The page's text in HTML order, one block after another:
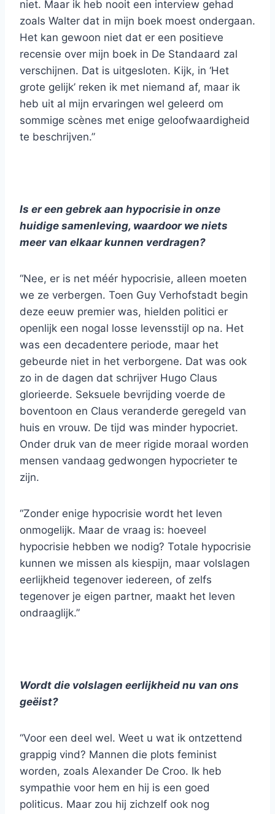
niet. Maar ik heb nooit een interview gehad
zoals Walter dat in mijn boek moest ondergaan.
Het kan gewoon niet dat er een positieve
recensie over mijn boek in De Standaard zal
verschijnen. Dat is uitgesloten. Kijk, in ‘Het
grote gelijk’ reken ik met niemand af, maar ik
heb uit al mijn ervaringen wel geleerd om
sommige scènes met enige geloofwaardigheid
te beschrijven.”
Is er een gebrek aan hypocrisie in onze
huidige samenleving, waardoor we niets
meer van elkaar kunnen verdragen?
“Nee, er is net méér hypocrisie, alleen moeten
we ze verbergen. Toen Guy Verhofstadt begin
deze eeuw premier was, hielden politici er
openlijk een nogal losse levensstijl op na. Het
was een decadentere periode, maar het
gebeurde niet in het verborgene. Dat was ook
zo in de dagen dat schrijver Hugo Claus
glorieerde. Seksuele bevrijding voerde de
boventoon en Claus veranderde geregeld van
huis en vrouw. De tijd was minder hypocriet.
Onder druk van de meer rigide moraal worden
mensen vandaag gedwongen hypocrieter te
zijn.
“Zonder enige hypocrisie wordt het leven
onmogelijk. Maar de vraag is: hoeveel
hypocrisie hebben we nodig? Totale hypocrisie
kunnen we missen als kiespijn, maar volslagen
eerlijkheid tegenover iedereen, of zelfs
tegenover je eigen partner, maakt het leven
ondraaglijk.”
Wordt die volslagen eerlijkheid nu van ons
geëist?
“Voor een deel wel. Weet u wat ik ontzettend
grappig vind? Mannen die plots feminist
worden, zoals Alexander De Croo. Ik heb
sympathie voor hem en hij is een goed
politicus. Maar zou hij zichzelf ook nog